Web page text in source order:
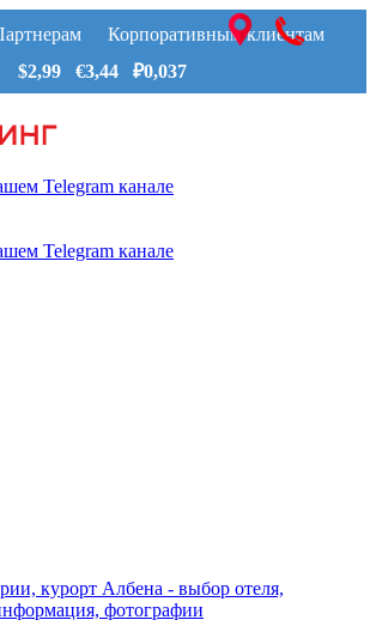
Корпоративным клиентам
$2,99 €3,44 ₽0,037
Telegram канале
Telegram канале
курорт Албена - выбор отеля,
фотографии